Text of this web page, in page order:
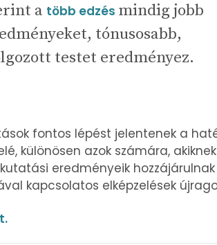
a több edzés mindig jobb
tónusosabb,
testet eredményez.
fontos lépést jelentenek a
különösen azok számára,
eredményeik
kapcsolatos elképzelések